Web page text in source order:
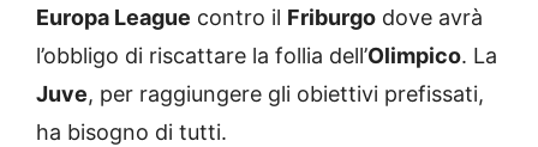
Europa League contro il Friburgo dove avrà
l’obbligo di riscattare la follia dell’Olimpico. La
Juve, per raggiungere gli obiettivi prefissati,
ha bisogno di tutti.